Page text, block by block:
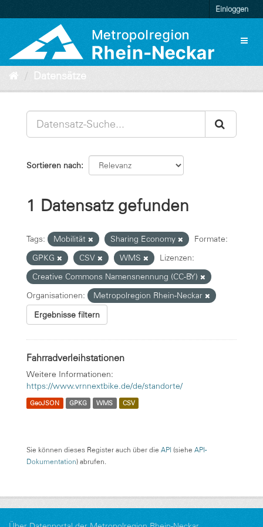
zum
Einloggen
Datensätze
Sortieren nach
1 Datensatz gefunden
Tags: Mobilität Sharing Economy
Formate:
GPKG
CSV WMS
Lizenzen:
Creative Commons Namensnennung (CC-BY)
Organisationen:
Metropolregion Rhein-Neckar
Ergebnisse filtern
Fahrradverleihstationen
Weitere Informationen:
https://www.vrnnextbike.de/de/standorte/
GeoJSON GPKG WMS CSV
Sie können dieses Register auch über die API (siehe API-
Dokumentation) abrufen.